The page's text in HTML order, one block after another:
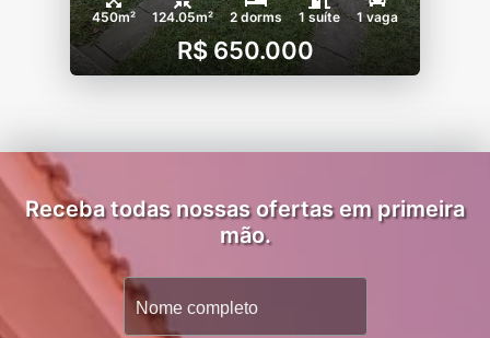
450m² 124.05m² 2 dorms 1 suíte 1 vaga
R$ 650.000
Receba todas nossas ofertas em primeira
mão.